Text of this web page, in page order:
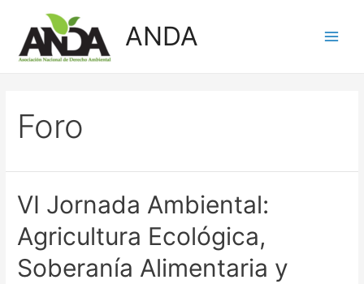
content
ANDA
Foro
VI Jornada Ambiental:
Agricultura Ecológica,
Soberanía Alimentaria y